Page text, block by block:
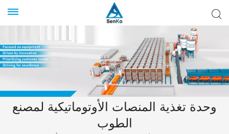
وحدة تغذية المنصات الأوتوماتيكية لمصنع
الطوب